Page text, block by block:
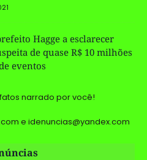
Hagge a esclarecer
de quase R$ 10 milhões
eventos
narrado por você!
e idenuncias@yandex.com